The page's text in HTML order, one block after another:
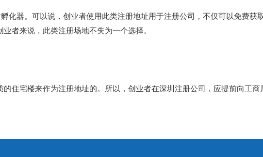
化器。可以说，创业者使用此类注册地址用于注册公司，不仅可以免费获
者来说，此类注册场地不失为一个选择。
住宅楼来作为注册地址的。所以，创业者在深圳注册公司，应提前向工